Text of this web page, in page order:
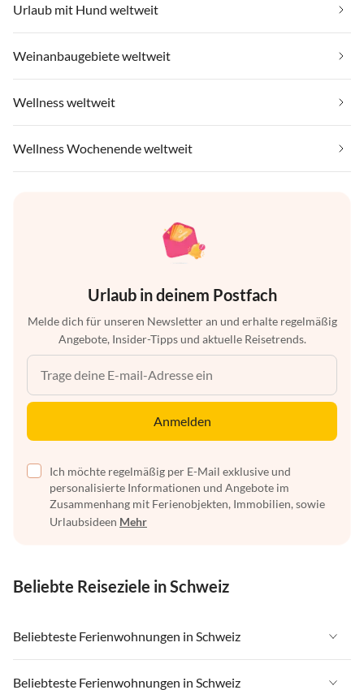
Urlaub mit Hund weltweit
Weinanbaugebiete weltweit
Wellness weltweit
Wellness Wochenende weltweit
Urlaub in deinem Postfach
Melde dich für unseren Newsletter an und erhalte regelmäßig
Angebote, Insider-Tipps und aktuelle Reisetrends.
Anmelden
Ich möchte regelmäßig per E-Mail exklusive und
personalisierte Informationen und Angebote im
Zusammenhang mit Ferienobjekten, Immobilien, sowie
Urlaubsideen Mehr
Beliebte Reiseziele in Schweiz
Beliebteste Ferienwohnungen in Schweiz
Ferienwohnungen in Schweiz
Beliebteste Ferienwohnungen in Schweiz